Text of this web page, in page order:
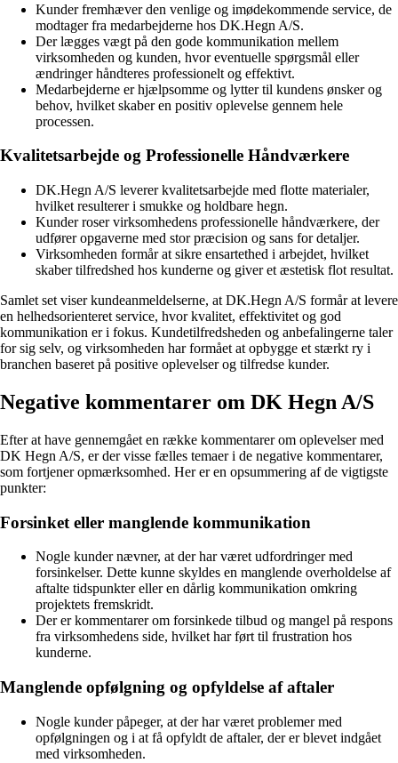
Kunder fremhæver den venlige og imødekommende service, de
modtager fra medarbejderne hos DK.Hegn A/S.
Der lægges vægt på den gode kommunikation mellem
virksomheden og kunden, hvor eventuelle spørgsmål eller
ændringer håndteres professionelt og effektivt.
Medarbejderne er hjælpsomme og lytter til kundens ønsker og
behov, hvilket skaber en positiv oplevelse gennem hele
processen.
Kvalitetsarbejde og Professionelle Håndværkere
DK.Hegn A/S leverer kvalitetsarbejde med flotte materialer,
hvilket resulterer i smukke og holdbare hegn.
Kunder roser virksomhedens professionelle håndværkere, der
udfører opgaverne med stor præcision og sans for detaljer.
Virksomheden formår at sikre ensartethed i arbejdet, hvilket
skaber tilfredshed hos kunderne og giver et æstetisk flot resultat.
Samlet set viser kundeanmeldelserne, at DK.Hegn A/S formår at levere
en helhedsorienteret service, hvor kvalitet, effektivitet og god
kommunikation er i fokus. Kundetilfredsheden og anbefalingerne taler
for sig selv, og virksomheden har formået at opbygge et stærkt ry i
branchen baseret på positive oplevelser og tilfredse kunder.
Negative kommentarer om DK Hegn A/S
Efter at have gennemgået en række kommentarer om oplevelser med
DK Hegn A/S, er der visse fælles temaer i de negative kommentarer,
som fortjener opmærksomhed. Her er en opsummering af de vigtigste
punkter:
Forsinket eller manglende kommunikation
Nogle kunder nævner, at der har været udfordringer med
forsinkelser. Dette kunne skyldes en manglende overholdelse af
aftalte tidspunkter eller en dårlig kommunikation omkring
projektets fremskridt.
Der er kommentarer om forsinkede tilbud og mangel på respons
fra virksomhedens side, hvilket har ført til frustration hos
kunderne.
Manglende opfølgning og opfyldelse af aftaler
Nogle kunder påpeger, at der har været problemer med
opfølgningen og i at få opfyldt de aftaler, der er blevet indgået
med virksomheden.